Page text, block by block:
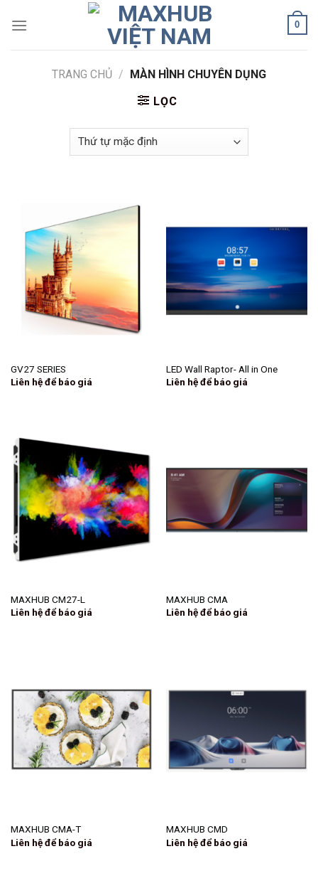
0
TRANG CHỦ / MÀN HÌNH CHUYÊN DỤNG
LỌC
GV27 SERIES
Liên hệ để báo giá
LED Wall Raptor- All in One
Liên hệ để báo giá
MAXHUB CM27-L
Liên hệ để báo giá
MAXHUB CMA
Liên hệ để báo giá
MAXHUB CMA-T
Liên hệ để báo giá
MAXHUB CMD
Liên hệ để báo giá